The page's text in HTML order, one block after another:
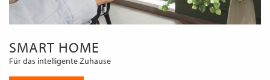
SMART HOME
Für das intelligente Zuhause